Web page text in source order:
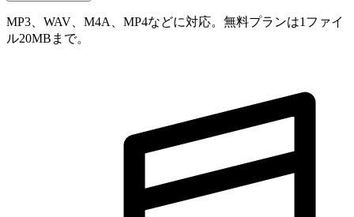
MP3、WAV、M4A、MP4などに対応。無料プランは1ファイ
ル20MBまで。